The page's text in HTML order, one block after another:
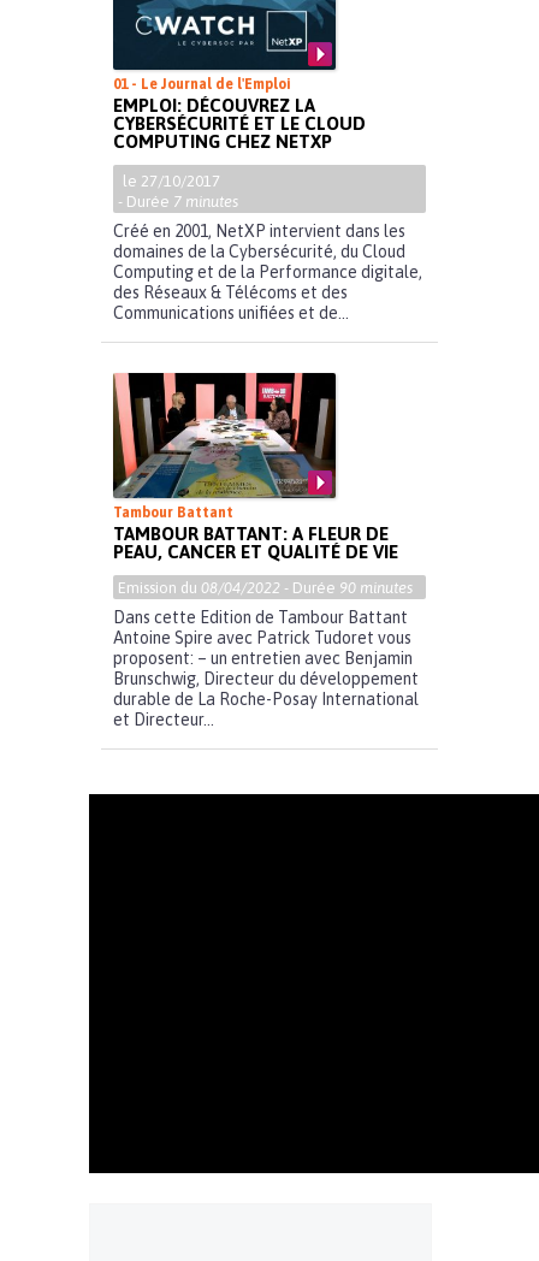
01 - Le Journal de l'Emploi
EMPLOI: DÉCOUVREZ LA
CYBERSÉCURITÉ ET LE CLOUD
COMPUTING CHEZ NETXP
le 27/10/2017
- Durée 7 minutes
Créé en 2001, NetXP intervient dans les
domaines de la Cybersécurité, du Cloud
Computing et de la Performance digitale,
des Réseaux & Télécoms et des
Communications unifiées et de...
Tambour Battant
TAMBOUR BATTANT: A FLEUR DE
PEAU, CANCER ET QUALITÉ DE VIE
Emission du 08/04/2022 - Durée 90 minutes
Dans cette Edition de Tambour Battant
Antoine Spire avec Patrick Tudoret vous
proposent: – un entretien avec Benjamin
Brunschwig, Directeur du développement
durable de La Roche-Posay International
et Directeur...